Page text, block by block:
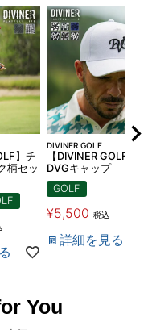
】チ
柄セッ
DIVINER GOLF
【DIVINER GOLF】
DVGキャップ
GOLF
¥5,500 税込
詳細を見る
You